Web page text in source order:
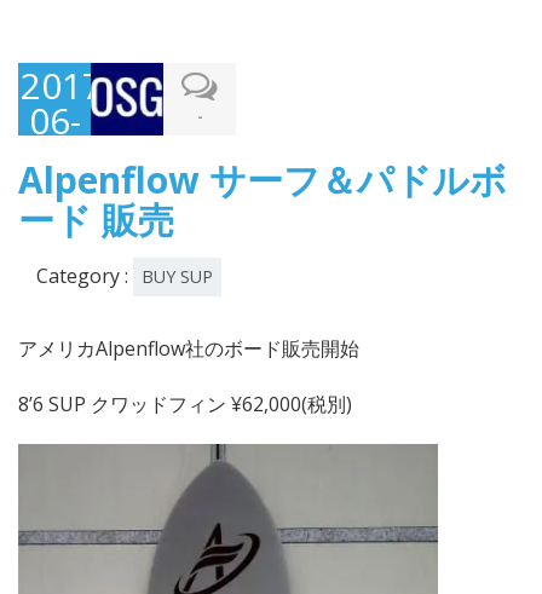
2017-
06-
13
-
Alpenflow サーフ＆パドルボ
ード 販売
Category : BUY SUP
アメリカAlpenflow社のボード販売開始
8’6 SUP クワッドフィン ¥62,000(税別)